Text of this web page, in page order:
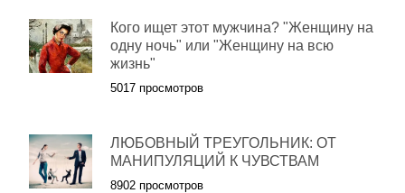
Кого ищет этот мужчина? "Женщину на
одну ночь" или "Женщину на всю
жизнь"
5017 просмотров
ЛЮБОВНЫЙ ТРЕУГОЛЬНИК: ОТ
МАНИПУЛЯЦИЙ К ЧУВСТВАМ
8902 просмотров